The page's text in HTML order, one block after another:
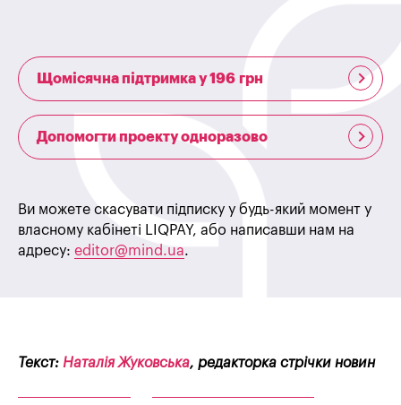
Щомісячна підтримка у 196 грн
Допомогти проекту одноразово
Ви можете скасувати підписку у будь-який момент у
власному кабінеті LIQPAY, або написавши нам на
адресу: editor@mind.ua.
Текст: Наталія Жуковська, редакторка стрічки новин